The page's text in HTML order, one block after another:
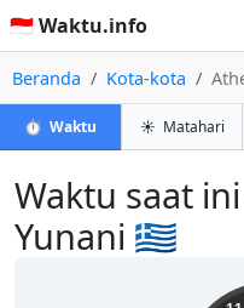
🇮🇩 Waktu.info
Beranda Kota-kota
⏱️ Waktu ☀️ Matahari
Waktu saat
Yunani 🇬🇷